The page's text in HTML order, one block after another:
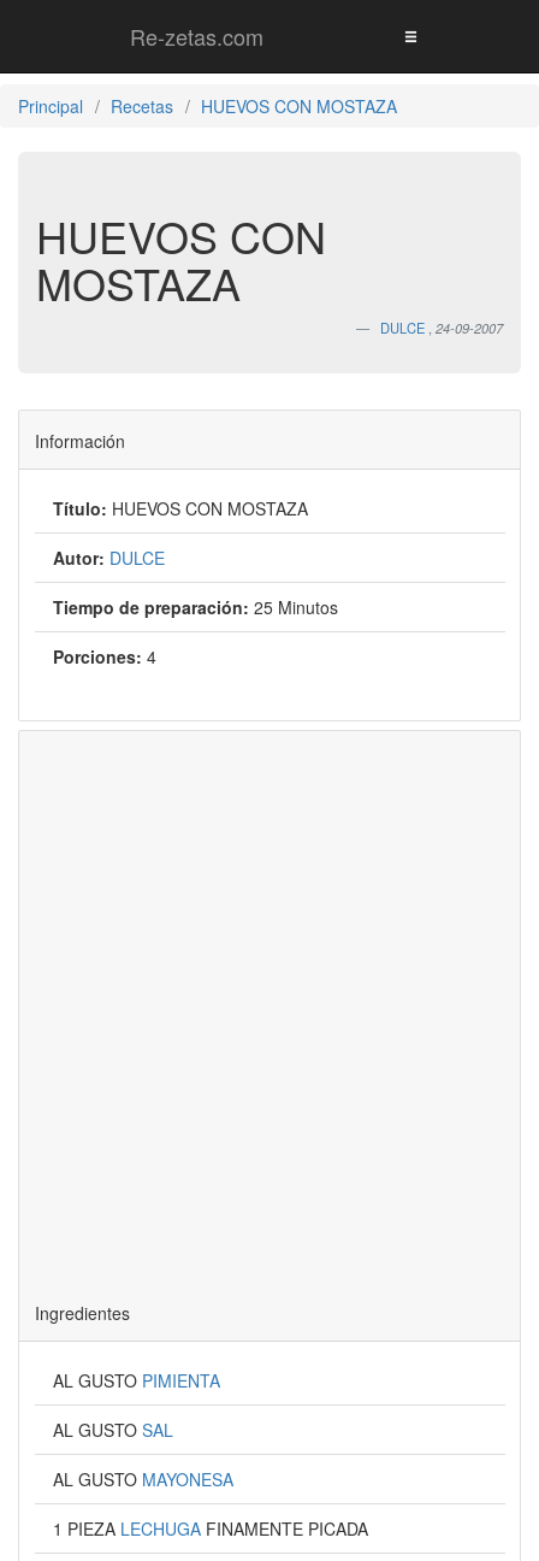
Re-zetas.com
Principal Recetas HUEVOS CON MOSTAZA
HUEVOS CON
MOSTAZA
DULCE 24-09-2007
Información
Título: HUEVOS CON MOSTAZA
Autor: DULCE
Tiempo de preparación: 25 Minutos
Porciones: 4
Ingredientes
AL GUSTO PIMIENTA
AL GUSTO SAL
AL GUSTO MAYONESA
1 PIEZA LECHUGA FINAMENTE PICADA